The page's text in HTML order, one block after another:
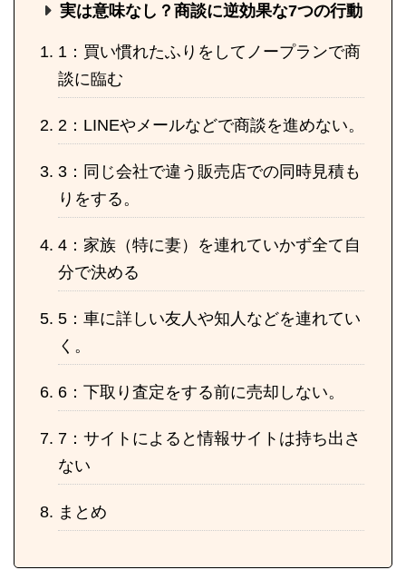
実は意味なし？商談に逆効果な7つの行動
1：買い慣れたふりをしてノープランで商
談に臨む
2：LINEやメールなどで商談を進めない。
3：同じ会社で違う販売店での同時見積も
りをする。
4：家族（特に妻）を連れていかず全て自
分で決める
5：車に詳しい友人や知人などを連れてい
く。
6：下取り査定をする前に売却しない。
7：サイトによると情報サイトは持ち出さ
ない
まとめ